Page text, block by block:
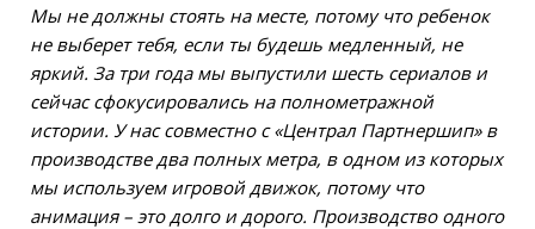
Мы не должны стоять на месте, потому что ребенок
не выберет тебя, если ты будешь медленный, не
яркий. За три года мы выпустили шесть сериалов и
сейчас сфокусировались на полнометражной
истории. У нас совместно с «Централ Партнершип» в
производстве два полных метра, в одном из которых
мы используем игровой движок, потому что
анимация – это долго и дорого. Производство одного